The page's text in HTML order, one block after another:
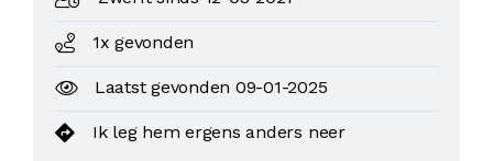
1x gevonden
Laatst gevonden 09-01-2025
Ik leg hem ergens anders neer